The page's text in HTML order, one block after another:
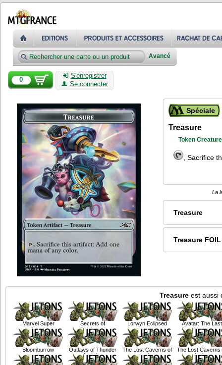
Avancé
0
S'enregistrer
Se connecter
Spéciale
Treasure
Token
, Sacrifice
La
Treasure
Treasure FOIL
Treasureest aussi
Marvel Super
Heroes
Secrets of
Strixhaven
Lorwyn Eclipsed
Avatar: The Last
Airbender
Bloomburrow
Outlaws of Thunder
Junction
The Lost Caverns of
Ixalan
The Lost Caverns
Ixalan